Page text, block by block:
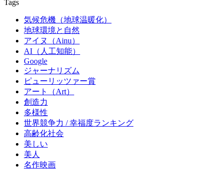
Tags
気候危機（地球温暖化）
地球環境と自然
アイヌ（Ainu）
AI（人工知能）
Google
ジャーナリズム
ピューリッツァー賞
アート（Art）
創造力
多様性
世界競争力 / 幸福度ランキング
高齢化社会
美しい
美人
名作映画